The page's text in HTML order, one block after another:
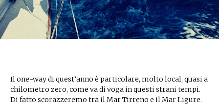
Il one-way di quest’anno è particolare, molto local, quasi a
chilometro zero, come va di voga in questi strani tempi.
Di fatto scorazzeremo tra il Mar Tirreno e il Mar Ligure.